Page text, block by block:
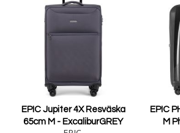
EPIC Jupiter 4X Resväska
65cm M - ExcaliburGREY
EPIC
M